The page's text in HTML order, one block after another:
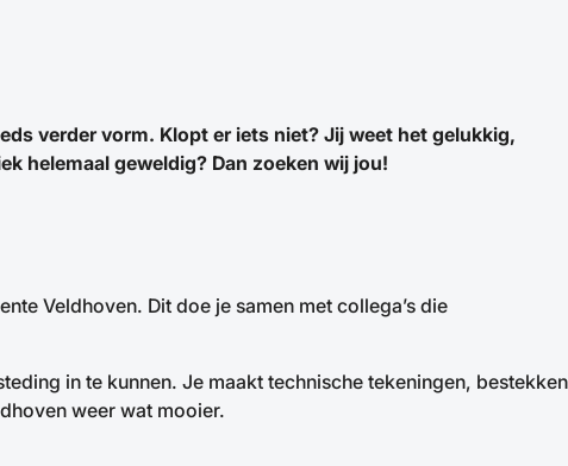
verder vorm. Klopt er iets niet? Jij weet het gelukkig,
helemaal geweldig? Dan zoeken wij jou!
Veldhoven. Dit doe je samen met collega’s die
in te kunnen. Je maakt technische tekeningen, bestekken
weer wat mooier.